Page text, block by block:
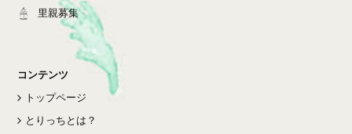
里親募集
コンテンツ
トップページ
とりっちとは？